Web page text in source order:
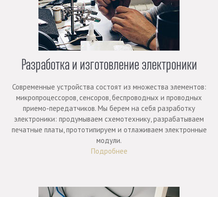
Разработка и изготовление электроники
Современные устройства состоят из множества элементов:
микропроцессоров, сенсоров, беспроводных и проводных
приемо-передатчиков. Мы берем на себя разработку
электроники: продумываем схемотехнику, разрабатываем
печатные платы, прототипируем и отлаживаем электронные
модули.
Подробнее